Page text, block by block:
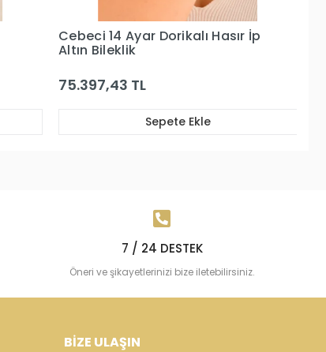
Cebeci 14 Ayar Rose Dorikalı
Altın Bileklik
26.309,17 TL
Sepete Ekle
7 / 24 DESTEK
Öneri ve şikayetlerinizi bize iletebilirsiniz.
BİZE ULAŞIN